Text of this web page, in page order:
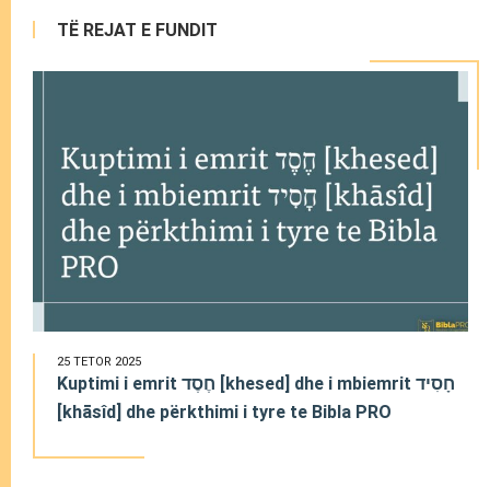
TË REJAT E FUNDIT
25 TETOR 2025
Kuptimi i emrit חֶסֶד [khesed] dhe i mbiemrit חָסִיד
[khāsîd] dhe përkthimi i tyre te Bibla PRO